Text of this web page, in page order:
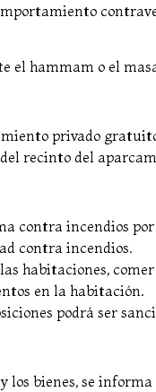
hammam o el
privado
recinto del
contra incendios
contra incendios.
habitaciones,
en la habitación.
podrá ser
los bienes, se